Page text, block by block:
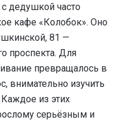
дедушкой часто
кафе «Колобок». Оно
81 —
проспекта. Для
превращалось в
внимательно изучить
из этих
серьёзным и